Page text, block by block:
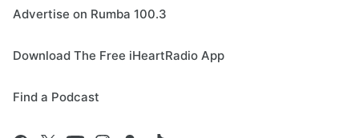
Advertise on Rumba 100.3
Download The Free iHeartRadio App
Find a Podcast